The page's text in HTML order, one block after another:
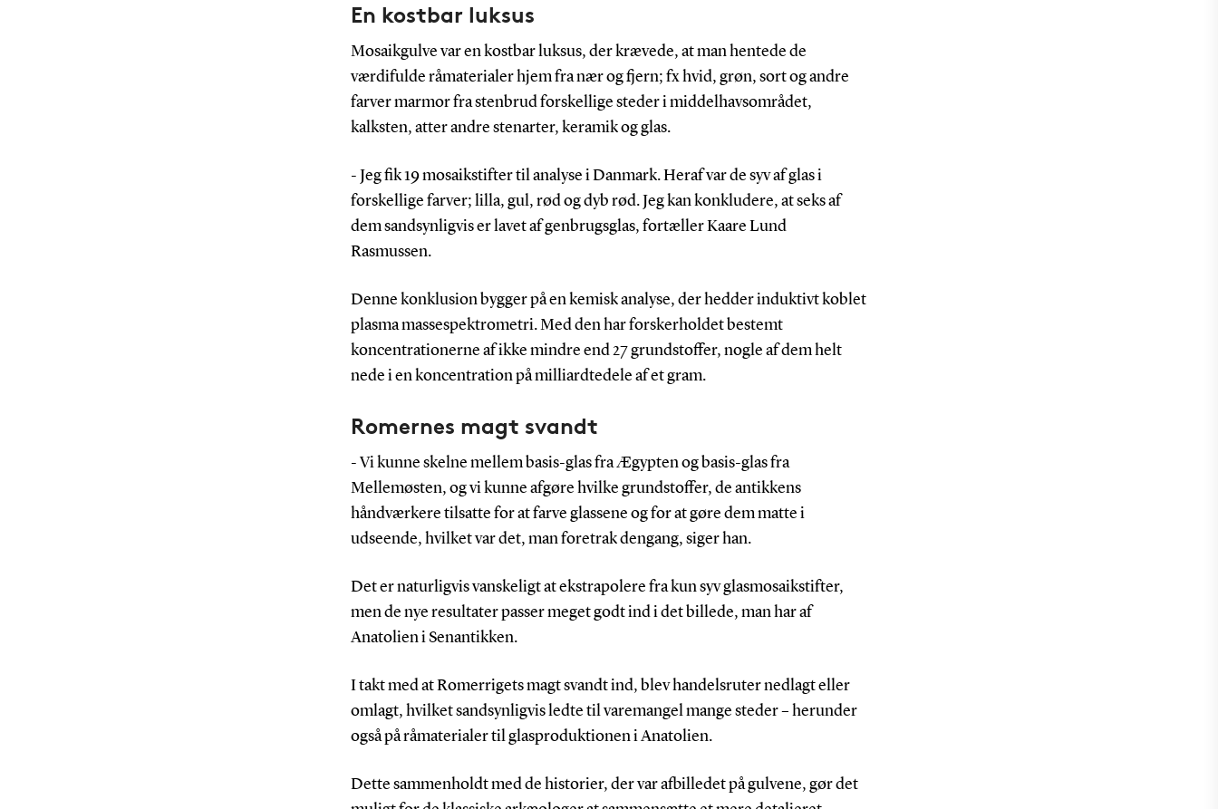
En kostbar luksus
Mosaikgulve var en kostbar luksus, der krævede, at man hentede de
værdifulde råmaterialer hjem fra nær og fjern; fx hvid, grøn, sort og andre
farver marmor fra stenbrud forskellige steder i middelhavsområdet,
kalksten, atter andre stenarter, keramik og glas.
- Jeg fik 19 mosaikstifter til analyse i Danmark. Heraf var de syv af glas i
forskellige farver; lilla, gul, rød og dyb rød. Jeg kan konkludere, at seks af
dem sandsynligvis er lavet af genbrugsglas, fortæller Kaare Lund
Rasmussen.
Denne konklusion bygger på en kemisk analyse, der hedder induktivt koblet
plasma massespektrometri. Med den har forskerholdet bestemt
koncentrationerne af ikke mindre end 27 grundstoffer, nogle af dem helt
nede i en koncentration på milliardtedele af et gram.
Romernes magt svandt
- Vi kunne skelne mellem basis-glas fra Ægypten og basis-glas fra
Mellemøsten, og vi kunne afgøre hvilke grundstoffer, de antikkens
håndværkere tilsatte for at farve glassene og for at gøre dem matte i
udseende, hvilket var det, man foretrak dengang, siger han.
Det er naturligvis vanskeligt at ekstrapolere fra kun syv glasmosaikstifter,
men de nye resultater passer meget godt ind i det billede, man har af
Anatolien i Senantikken.
I takt med at Romerrigets magt svandt ind, blev handelsruter nedlagt eller
omlagt, hvilket sandsynligvis ledte til varemangel mange steder – herunder
også på råmaterialer til glasproduktionen i Anatolien.
Dette sammenholdt med de historier, der var afbilledet på gulvene, gør det